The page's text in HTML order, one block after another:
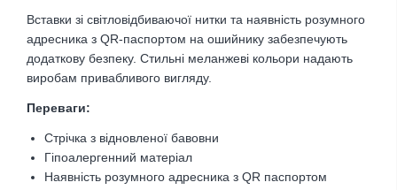
Вставки зі світловідбиваючої нитки та наявність розумного
адресника з QR-паспортом на ошийнику забезпечують
додаткову безпеку. Стильні меланжеві кольори надають
виробам привабливого вигляду.
Переваги:
Стрічка з відновленої бавовни
Гіпоалергенний матеріал
Наявність розумного адресника з QR паспортом